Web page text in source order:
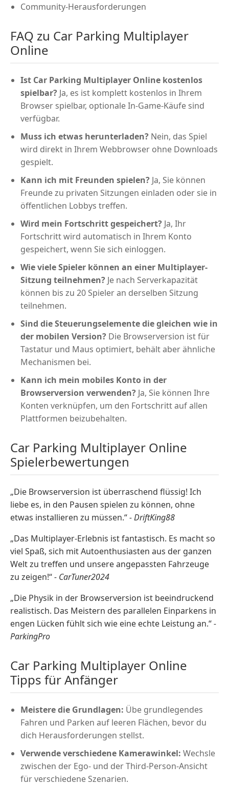
Community-Herausforderungen
FAQ zu Car Parking Multiplayer
Online
Ist Car Parking Multiplayer Online kostenlos
spielbar? Ja, es ist komplett kostenlos in Ihrem
Browser spielbar, optionale In-Game-Käufe sind
verfügbar.
Muss ich etwas herunterladen? Nein, das Spiel
wird direkt in Ihrem Webbrowser ohne Downloads
gespielt.
Kann ich mit Freunden spielen? Ja, Sie können
Freunde zu privaten Sitzungen einladen oder sie in
öffentlichen Lobbys treffen.
Wird mein Fortschritt gespeichert? Ja, Ihr
Fortschritt wird automatisch in Ihrem Konto
gespeichert, wenn Sie sich einloggen.
Wie viele Spieler können an einer Multiplayer-
Sitzung teilnehmen? Je nach Serverkapazität
können bis zu 20 Spieler an derselben Sitzung
teilnehmen.
Sind die Steuerungselemente die gleichen wie in
der mobilen Version? Die Browserversion ist für
Tastatur und Maus optimiert, behält aber ähnliche
Mechanismen bei.
Kann ich mein mobiles Konto in der
Browserversion verwenden? Ja, Sie können Ihre
Konten verknüpfen, um den Fortschritt auf allen
Plattformen beizubehalten.
Car Parking Multiplayer Online
Spielerbewertungen
„Die Browserversion ist überraschend flüssig! Ich
liebe es, in den Pausen spielen zu können, ohne
etwas installieren zu müssen.“- DriftKing88
„Das Multiplayer-Erlebnis ist fantastisch. Es macht so
viel Spaß, sich mit Autoenthusiasten aus der ganzen
Welt zu treffen und unsere angepassten Fahrzeuge
zu zeigen!“- CarTuner2024
„Die Physik in der Browserversion ist beeindruckend
realistisch. Das Meistern des parallelen Einparkens in
engen Lücken fühlt sich wie eine echte Leistung an.“-
ParkingPro
Car Parking Multiplayer Online
Tipps für Anfänger
Meistere die Grundlagen: Übe grundlegendes
Fahren und Parken auf leeren Flächen, bevor du
dich Herausforderungen stellst.
Verwende verschiedene Kamerawinkel: Wechsle
zwischen der Ego- und der Third-Person-Ansicht
für verschiedene Szenarien.